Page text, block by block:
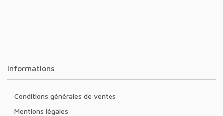
Informations
Conditions générales de ventes
Mentions légales